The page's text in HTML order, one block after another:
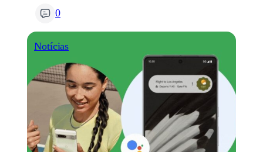
0
Notícias